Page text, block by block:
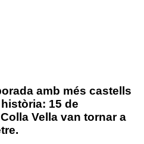
amb més castells
15 de
Vella van tornar a